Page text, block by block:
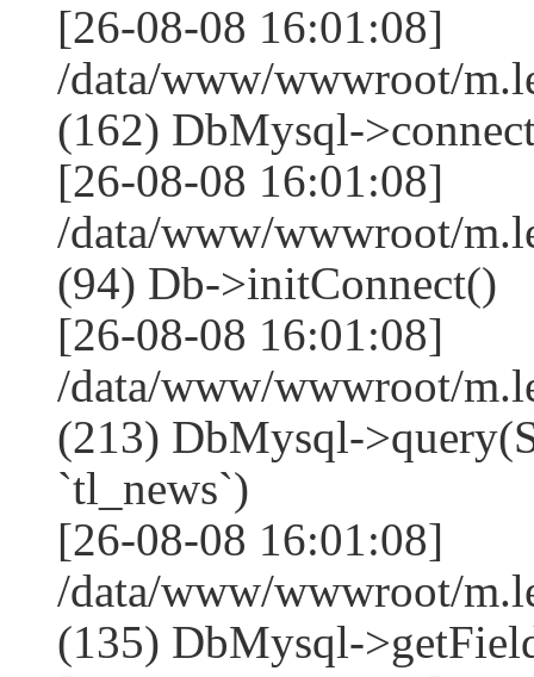
[26-08-08 16:01:08]
/data/www/wwwroot/
(162) DbMysql-
[26-08-08 16:01:08]
/data/www/wwwroot/
(94) Db->initConnect()
[26-08-08 16:01:08]
/data/www/wwwroot/
(213) DbMysql-
`tl_news`)
[26-08-08 16:01:08]
/data/www/wwwroot/
(135) DbMysql-